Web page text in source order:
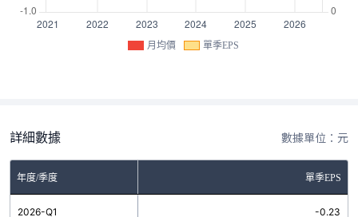
月均價 單季EPS
詳細數據 數據單位：元
年度/季度 單季EPS
2026-Q1 -0.23